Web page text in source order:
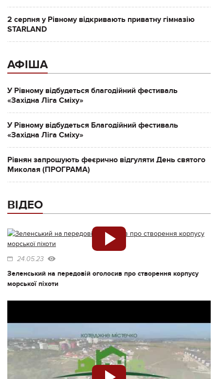
2 серпня у Рівному відкривають приватну гімназію
STARLAND
АФІША
У Рівному відбудеться благодійний фестиваль
«Західна Ліга Сміху»
У Рівному відбудеться Благодійний фестиваль
«Західна Ліга Сміху»
Рівнян запрошують феєрично відгуляти День святого
Миколая (ПРОГРАМА)
ВІДЕО
24.05.23
Зеленський на передовій оголосив про створення корпусу
морської піхоти